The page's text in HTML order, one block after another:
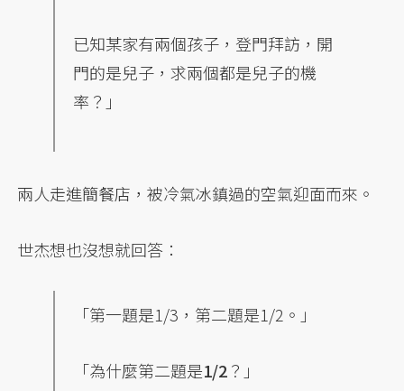
已知某家有兩個孩子，登門拜訪，開
門的是兒子，求兩個都是兒子的機
率？」
兩人走進簡餐店，被冷氣冰鎮過的空氣迎面而來。
世杰想也沒想就回答：
「第一題是1/3，第二題是1/2。」
「為什麼第二題是1/2？」